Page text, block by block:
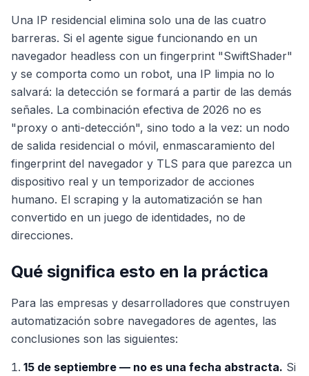
Una IP residencial elimina solo una de las cuatro
barreras. Si el agente sigue funcionando en un
navegador headless con un fingerprint "SwiftShader"
y se comporta como un robot, una IP limpia no lo
salvará: la detección se formará a partir de las demás
señales. La combinación efectiva de 2026 no es
"proxy o anti-detección", sino todo a la vez: un nodo
de salida residencial o móvil, enmascaramiento del
fingerprint del navegador y TLS para que parezca un
dispositivo real y un temporizador de acciones
humano. El scraping y la automatización se han
convertido en un juego de identidades, no de
direcciones.
Qué significa esto en la práctica
Para las empresas y desarrolladores que construyen
automatización sobre navegadores de agentes, las
conclusiones son las siguientes:
15 de septiembre — no es una fecha abstracta. Si